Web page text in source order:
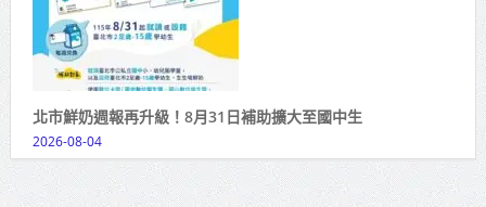
北市鮮奶週報再升級！8月31日補助擴大至國中生
2026-08-04